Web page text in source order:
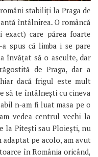
stabiliți la Praga de
întâlnirea. O româncă
exact) care părea foarte
spus că limba i se pare
învățat să o asculte, dar
de Praga, dar a
dacă frigul este mult
să te întâlnești cu cineva
n-am fi luat masa pe o
vedea centrul vechi la
la Pitești sau Ploiești, nu
pe acolo, am avut
în România oricând,